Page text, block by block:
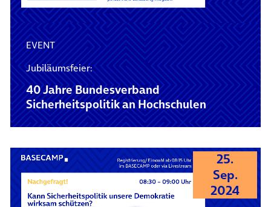
EVENT
Jubiläumsfeier:
40 Jahre Bundesverband
Sicherheitspolitik an Hochschulen
25.
Sep.
2024